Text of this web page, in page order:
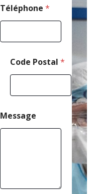
Téléphone *
e
E
i
l
Code Postal *
Message